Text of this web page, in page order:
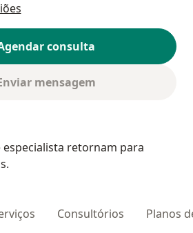
consulta
mensagem
especialista retornam para
Consultórios Planos